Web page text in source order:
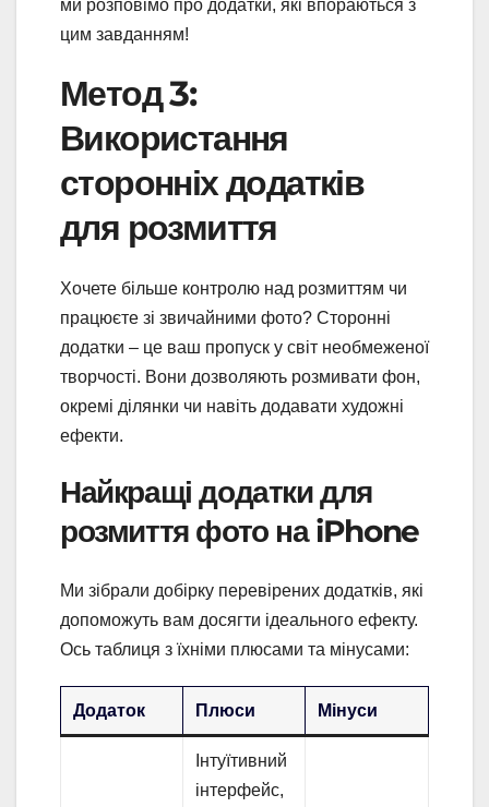
ми розповімо про додатки, які впораються з
цим завданням!
Метод 3:
Використання
сторонніх додатків
для розмиття
Хочете більше контролю над розмиттям чи
працюєте зі звичайними фото? Сторонні
додатки – це ваш пропуск у світ необмеженої
творчості. Вони дозволяють розмивати фон,
окремі ділянки чи навіть додавати художні
ефекти.
Найкращі додатки для
розмиття фото на iPhone
Ми зібрали добірку перевірених додатків, які
допоможуть вам досягти ідеального ефекту.
Ось таблиця з їхніми плюсами та мінусами:
Додаток Плюси Мінуси
Інтуїтивний
інтерфейс,